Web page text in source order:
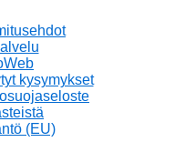
kysymykset
(EU)